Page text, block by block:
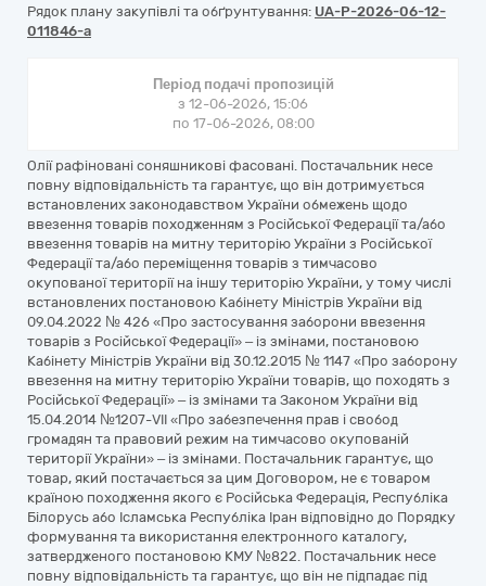
Рядок плану закупівлі та обґрунтування: UA-P-2026-06-12-
011846-a
Період подачі пропозицій
з 12-06-2026, 15:06
по 17-06-2026, 08:00
Олії рафіновані соняшникові фасовані. Постачальник несе
повну відповідальність та гарантує, що він дотримується
встановлених законодавством України обмежень щодо
ввезення товарів походженням з Російської Федерації та/або
ввезення товарів на митну територію України з Російської
Федерації та/або переміщення товарів з тимчасово
окупованої території на іншу територію України, у тому числі
встановлених постановою Кабінету Міністрів України від
09.04.2022 № 426 «Про застосування заборони ввезення
товарів з Російської Федерації» – із змінами, постановою
Кабінету Міністрів України від 30.12.2015 № 1147 «Про заборону
ввезення на митну територію України товарів, що походять з
Російської Федерації» – із змінами та Законом України від
15.04.2014 №1207-VII «Про забезпечення прав і свобод
громадян та правовий режим на тимчасово окупованій
території України» – із змінами. Постачальник гарантує, що
товар, який постачається за цим Договором, не є товаром
країною походження якого є Російська Федерація, Республіка
Білорусь або Ісламська Республіка Іран відповідно до Порядку
формування та використання електронного каталогу,
затвердженого постановою КМУ №822. Постачальник несе
повну відповідальність та гарантує, що він не підпадає під